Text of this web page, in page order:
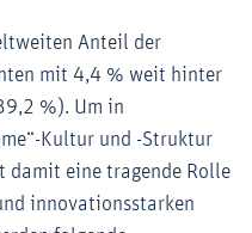
Anteil der
mit 4,4 % weit hinter
%). Um in
Kultur und -Struktur
damit eine tragende Rolle
innovationsstarken